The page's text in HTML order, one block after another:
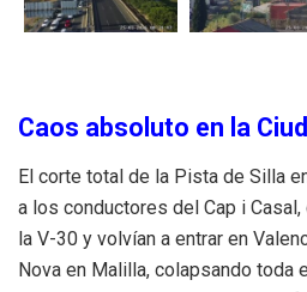
Caos absoluto en la
El corte total de la Pista de Silla
a los conductores del Cap i
la V-30 y volvían a entrar en
Nova en Malilla, colapsando toda